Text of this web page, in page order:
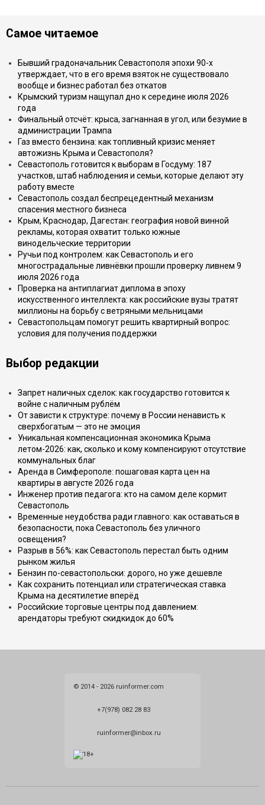
Самое читаемое
Бывший градоначальник Севастополя эпохи 90-х
утверждает, что в его время взяток не существовало
вообще и бизнес работал без откатов
Крымский туризм нащупал дно к середине июля 2026
года
Финальный отсчёт: крыса, загнанная в угол, или безумие в
администрации Трампа
Газ вместо бензина: как топливный кризис меняет
автожизнь Крыма и Севастополя?
Севастополь готовится к выборам в Госдуму: 187
участков, штаб наблюдения и семьи, которые делают эту
работу вместе
Севастополь создал беспрецедентный механизм
спасения местного бизнеса
Крым, Краснодар, Дагестан: география новой винной
рекламы, которая охватит только южные
винодельческие территории
Ручьи под контролем: как Севастополь и его
многострадальные ливнёвки прошли проверку ливнем 9
июля 2026 года
Проверка на антиплагиат диплома в эпоху
искусственного интеллекта: как российские вузы тратят
миллионы на борьбу с ветряными мельницами
Севастопольцам помогут решить квартирный вопрос:
условия для получения поддержки
Выбор редакции
Запрет наличных сделок: как государство готовится к
войне с наличным рублём
От зависти к структуре: почему в России ненависть к
сверхбогатым — это не эмоция
Уникальная компенсационная экономика Крыма
летом-2026: как, сколько и кому компенсируют отсутствие
коммунальных благ
Аренда в Симферополе: пошаговая карта цен на
квартиры в августе 2026 года
Инженер против педагога: кто на самом деле кормит
Севастополь
Временные неудобства ради главного: как оставаться в
безопасности, пока Севастополь без уличного
освещения?
Разрыв в 56%: как Севастополь перестал быть одним
рынком жилья
Бензин по-севастопольски: дорого, но уже дешевле
Как сохранить потенциал или стратегическая ставка
Крыма на десятилетие вперёд
Российские торговые центры под давлением:
арендаторы требуют скидкидок до 60%
© 2014 - 2026 ruinformer.com
+7(978) 082 28 83
ruinformer@inbox.ru